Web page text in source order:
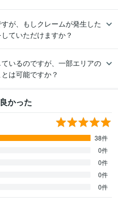
が、もしクレームが発生した
ていただけますか？
いるのですが、一部エリアの
は可能ですか？
かった
38件
0件
0件
0件
0件